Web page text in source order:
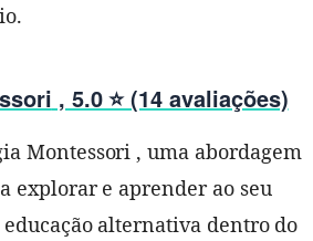
, 5.0 ⭐ (14 avaliações)
Montessori , uma abordagem
explorar e aprender ao seu
alternativa dentro do